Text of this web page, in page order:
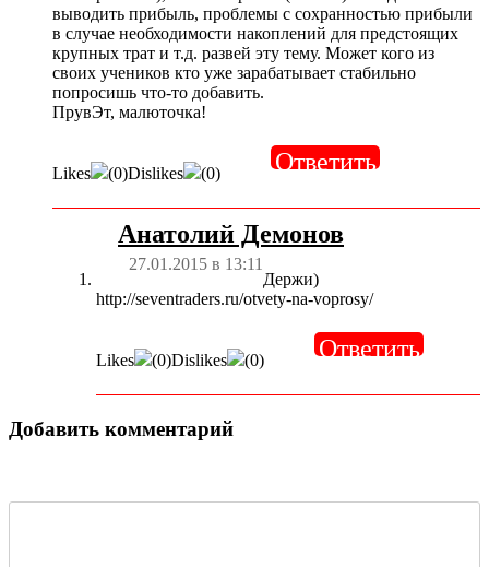
выводить прибыль, проблемы с сохранностью прибыли
в случае необходимости накоплений для предстоящих
крупных трат и т.д. развей эту тему. Может кого из
своих учеников кто уже зарабатывает стабильно
попросишь что-то добавить.
ПрувЭт, малюточка!
Likes (0)Dislikes (0) Ответить
Анатолий Демонов
27.01.2015 в 13:11
Держи)
http://seventraders.ru/otvety-na-voprosy/
Likes (0)Dislikes (0) Ответить
Добавить комментарий